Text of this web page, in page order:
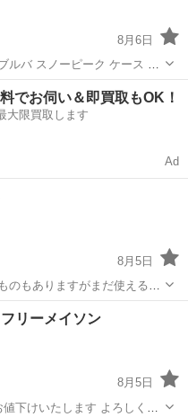
8月6日
ルバ スノーピーク ケース ギ
他 タラスブルバ
でお伺い＆即買取もOK！
大限買取します
Ad
8月5日
のもありますがまだ使えるも
他
リーメイソン
8月5日